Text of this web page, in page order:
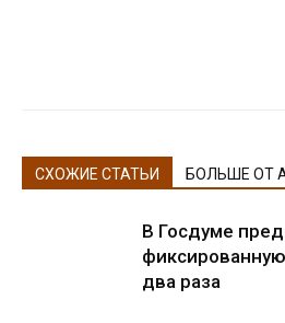
СХОЖИЕ СТАТЬИ БОЛЬШЕ ОТ
В Госдуме
два раза